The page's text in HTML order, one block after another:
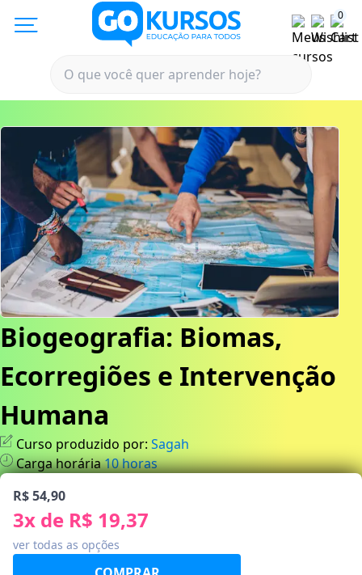
0
Biogeografia: Biomas,
Ecorregiões e Intervenção
Humana
Curso produzido por: Sagah
Carga horária10horas
R$ 54,90
3x de R$ 19,37
ver todas as opções